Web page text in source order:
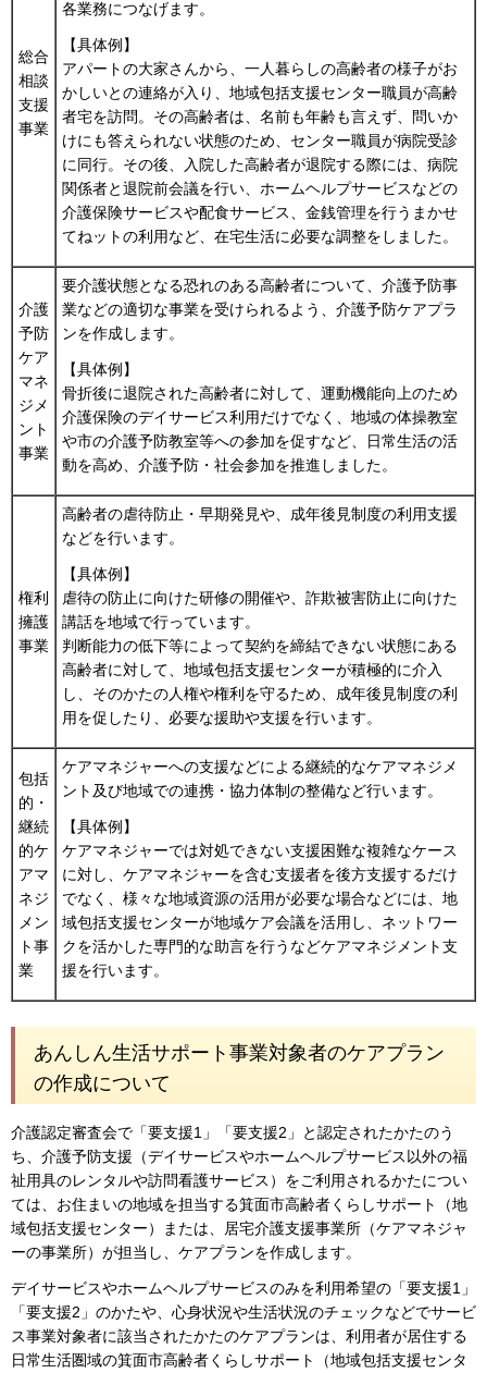
総合
相談
支援
事業
各業務につなげます。
【具体例】
アパートの大家さんから、一人暮らしの高齢者の様子がお
かしいとの連絡が入り、地域包括支援センター職員が高齢
者宅を訪問。その高齢者は、名前も年齢も言えず、問いか
けにも答えられない状態のため、センター職員が病院受診
に同行。その後、入院した高齢者が退院する際には、病院
関係者と退院前会議を行い、ホームヘルプサービスなどの
介護保険サービスや配食サービス、金銭管理を行うまかせ
てねットの利用など、在宅生活に必要な調整をしました。
介護
予防
ケア
マネ
ジメ
ント
事業
要介護状態となる恐れのある高齢者について、介護予防事
業などの適切な事業を受けられるよう、介護予防ケアプラ
ンを作成します。
【具体例】
骨折後に退院された高齢者に対して、運動機能向上のため
介護保険のデイサービス利用だけでなく、地域の体操教室
や市の介護予防教室等への参加を促すなど、日常生活の活
動を高め、介護予防・社会参加を推進しました。
権利
擁護
事業
高齢者の虐待防止・早期発見や、成年後見制度の利用支援
などを行います。
【具体例】
虐待の防止に向けた研修の開催や、詐欺被害防止に向けた
講話を地域で行っています。
判断能力の低下等によって契約を締結できない状態にある
高齢者に対して、地域包括支援センターが積極的に介入
し、そのかたの人権や権利を守るため、成年後見制度の利
用を促したり、必要な援助や支援を行います。
包括
的・
継続
的ケ
アマ
ネジ
メン
ト事
業
ケアマネジャーへの支援などによる継続的なケアマネジメ
ント及び地域での連携・協力体制の整備など行います。
【具体例】
ケアマネジャーでは対処できない支援困難な複雑なケース
に対し、ケアマネジャーを含む支援者を後方支援するだけ
でなく、様々な地域資源の活用が必要な場合などには、地
域包括支援センターが地域ケア会議を活用し、ネットワー
クを活かした専門的な助言を行うなどケアマネジメント支
援を行います。
あんしん生活サポート事業対象者のケアプラン
の作成について
介護認定審査会で「要支援1」「要支援2」と認定されたかたのう
ち、介護予防支援（デイサービスやホームヘルプサービス以外の福
祉用具のレンタルや訪問看護サービス）をご利用されるかたについ
ては、お住まいの地域を担当する箕面市高齢者くらしサポート（地
域包括支援センター）または、居宅介護支援事業所（ケアマネジャ
ーの事業所）が担当し、ケアプランを作成します。
デイサービスやホームヘルプサービスのみを利用希望の「要支援1」
「要支援2」のかたや、心身状況や生活状況のチェックなどでサービ
ス事業対象者に該当されたかたのケアプランは、利用者が居住する
日常生活圏域の箕面市高齢者くらしサポート（地域包括支援センタ